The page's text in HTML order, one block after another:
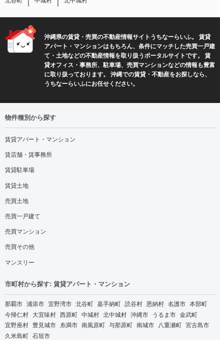
沖縄県の賃貸・売買の不動産情報サイトうちなーらいふ。 賃貸
アパート・マンションはもちろん、条件にマッチした売買一戸建
て・土地などの不動産情報を取り扱うポータルサイトです。 賃
貸オフィス・事務所、駐車場、売買マンションなどの情報も豊富
に取り扱っております。 沖縄での賃貸・不動産をお探しなら、
うちなーらいふにお任せください。
物件種別から探す
賃貸アパート・マンション
賃店舗・賃事務所
賃貸駐車場
賃貸土地
売買土地
売買一戸建て
売買マンション
売買その他
マンスリー
市町村から探す: 賃貸アパート・マンション
那覇市 浦添市 宜野湾市 北谷町 嘉手納町 読谷村 恩納村 名護市 本部町
今帰仁村 大宜味村 西原町 中城村 北中城村 沖縄市 うるま市 金武町
宜野座村 豊見城市 糸満市 南風原町 与那原町 南城市 八重瀬町 宮古島市
久米島町 石垣市